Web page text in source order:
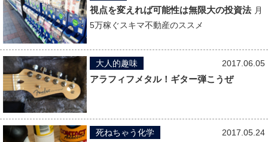
視点を変えれば可能性は無限大の投資法 月
5万稼ぐスキマ不動産のススメ
2017.06.05
大人的趣味
アラフィフメタル！ギター弾こうぜ
2017.05.24
死ねちゃう化学